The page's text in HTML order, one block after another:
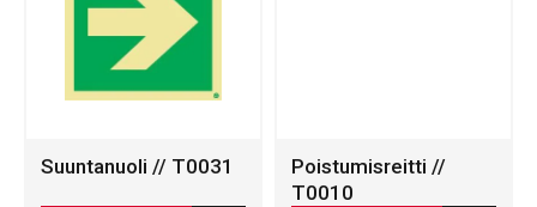
Suuntanuoli // T0031
Poistumisreitti //
T0010